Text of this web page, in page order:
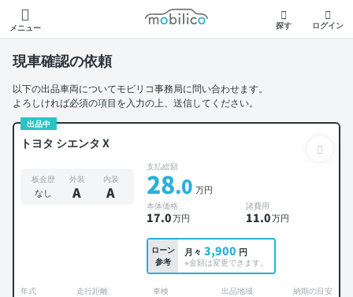
メニュー
モビリコ
探す ログイン
現車確認の依頼
以下の出品車両についてモビリコ事務局に問い合わせます。
よろしければ必須の項目を入力の上、送信してください。
出品中
トヨタ シエンタ X
板金歴
なし
外装
A
内装
A
支払総額
28.0 万円
本体価格
17.0万円
諸費用
11.0万円
ローン
参考
月々 3,900 円
※金額は変更できます。
年式 走行距離 車検 出品地域 納期の目安